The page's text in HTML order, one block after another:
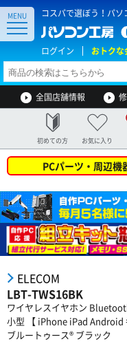
コスパで選ぼう！パソ
ログイン おトクな
MENU
全国店舗情報
初めての方 お気に入り
PCパーツ・周辺
ELECOM
LBT-TWS16BK
ワイヤレスイヤホン
小型 【 iPhone iPad Android
ブルートゥース® ブラック